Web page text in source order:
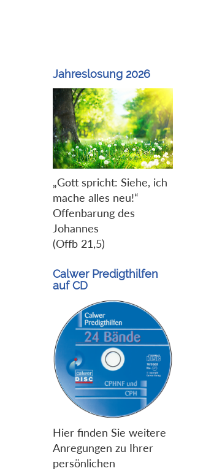
Jahreslosung 2026
„Gott spricht: Siehe, ich
mache alles neu!“
Offenbarung des
Johannes
(Offb 21,5)
Calwer Predigthilfen
auf CD
Hier finden Sie weitere
Anregungen zu Ihrer
persönlichen